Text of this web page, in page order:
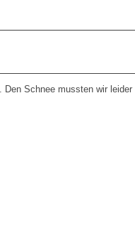
Schnee mussten wir